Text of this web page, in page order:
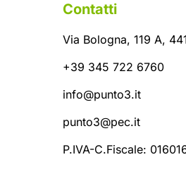
Contatti
Via Bologna, 119 A,
+39 345 722 6760
info@punto3.it
punto3@pec.it
P.IVA-C.Fiscale: